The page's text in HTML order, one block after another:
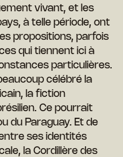
vivant, et les
à telle période, ont
propositions, parfois
qui tiennent ici à
particulières.
célébré la
la fiction
Ce pourrait
du Paraguay. Et de
ses identités
la Cordillère des